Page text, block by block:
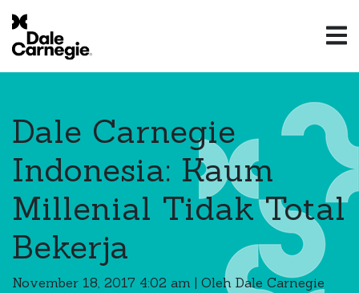
Dale Carnegie
Indonesia: Kaum
Millenial Tidak Total
Bekerja
November 18, 2017 4:02 am | Oleh Dale Carnegie